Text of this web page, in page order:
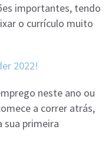
importantes, tendo
o currículo muito
2022!
neste ano ou
a correr atrás,
sua primeira